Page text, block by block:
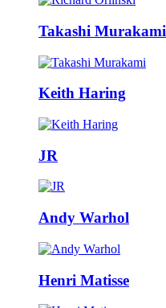
Takashi Murakami
Keith Haring
JR
Andy Warhol
Henri Matisse